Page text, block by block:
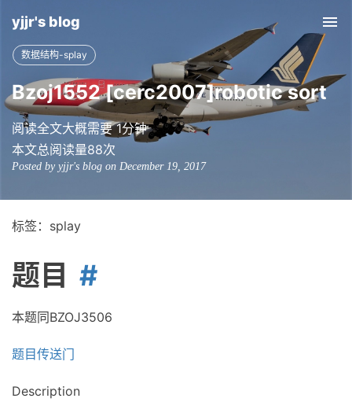
yjjr's blog
数据结构-splay
Bzoj1552 [cerc2007]robotic sort
阅读全文大概需要 1分钟
本文总阅读量88次
Posted by yjjr's blog on December 19, 2017
标签：splay
题目
本题同BZOJ3506
题目传送门
Description